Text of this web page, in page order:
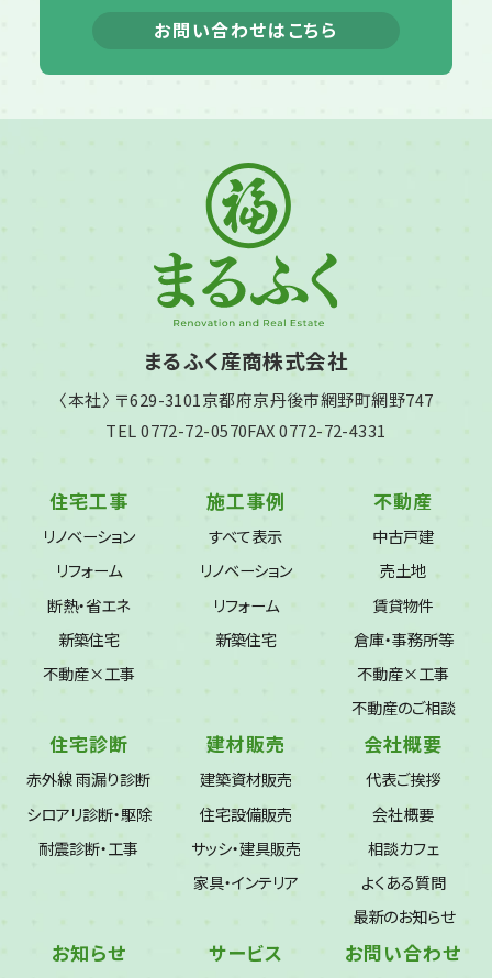
お問い合わせはこちら
まるふく産商株式会社
〈本社〉 〒629-3101京都府京丹後市網野町網野747
TEL 0772-72-0570FAX 0772-72-4331
住宅工事
リノベーション
リフォーム
断熱・省エネ
新築住宅
不動産×工事
施工事例
すべて表示
リノベーション
リフォーム
新築住宅
不動産
中古戸建
売土地
賃貸物件
倉庫・事務所等
不動産×工事
不動産のご相談
住宅診断
赤外線 雨漏り診断
シロアリ診断・駆除
耐震診断・工事
建材販売
建築資材販売
住宅設備販売
サッシ・建具販売
家具・インテリア
会社概要
代表ご挨拶
会社概要
相談カフェ
よくある質問
最新のお知らせ
お知らせ サービス お問い合わせ